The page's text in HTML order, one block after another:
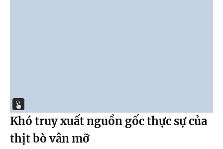
Khó truy xuất nguồn gốc thực sự của
thịt bò vân mỡ